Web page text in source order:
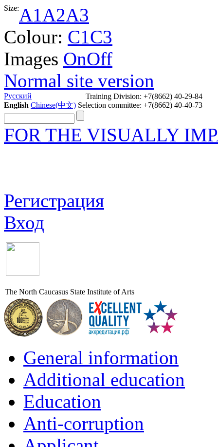
Size:A1A2A3
Colour: C1C3
Images OnOff
Normal site version
Русский
English Chinese(中文)
Training Division: +7(8662) 40-29-84
Selection committee: +7(8662) 40-40-73
FOR THE VISUALLY
Регистрация
Вход
The North Caucasus State Institute of Arts
General information
Additional education
Education
Anti-corruption